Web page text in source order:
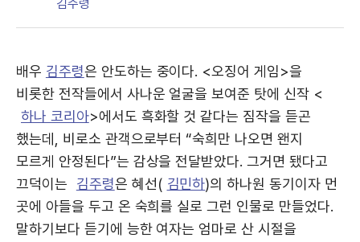
경
김주령
배우 김주령은 안도하는 중이다. <오징어 게임>을
비롯한 전작들에서 사나운 얼굴을 보여준 탓에 신작 <
하나 코리아>에서도 흑화할 것 같다는 짐작을 듣곤
했는데, 비로소 관객으로부터 “숙희만 나오면 왠지
모르게 안정된다”는 감상을 전달받았다. 그거면 됐다고
끄덕이는
김주령은 혜선( 김민하)의 하나원 동기이자 먼
곳에 아들을 두고 온 숙희를 실로 그런 인물로 만들었다.
말하기보다 듣기에 능한 여자는 엄마로 산 시절을